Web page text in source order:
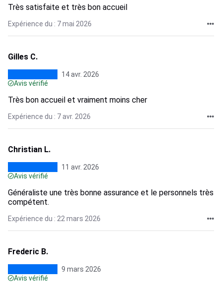
Très satisfaite et très bon accueil
Expérience du : 7 mai 2026
Gilles C.
14 avr. 2026
Avis vérifié
Très bon accueil et vraiment moins cher
Expérience du : 7 avr. 2026
Christian L.
11 avr. 2026
Avis vérifié
Généraliste une très bonne assurance et le personnels très
compétent.
Expérience du : 22 mars 2026
Frederic B.
9 mars 2026
Avis vérifié